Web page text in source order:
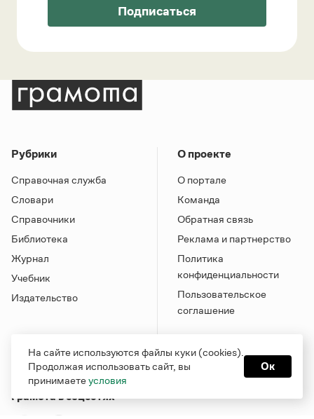
Подписаться
Рубрики
Справочная служба
Словари
Справочники
Библиотека
Журнал
Учебник
Издательство
О проекте
О портале
Команда
Обратная связь
Реклама и партнерство
Политика
конфиденциальности
Пользовательское
соглашение
Грамота в соцсетях
На сайте используются файлы куки (cookies).
Продолжая использовать сайт, вы
принимаетеусловия
Ок